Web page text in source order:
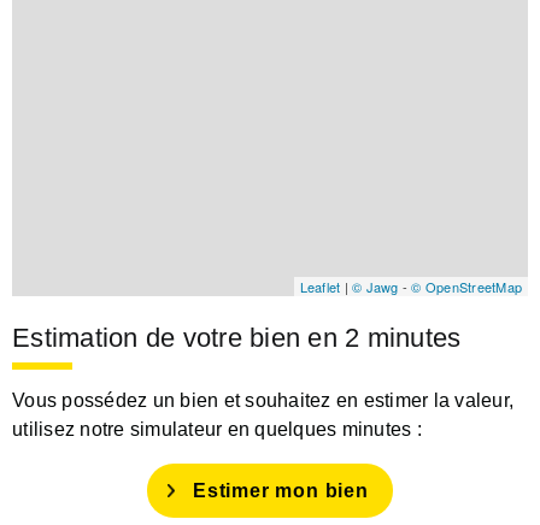
Leaflet | © Jawg -© OpenStreetMap
Estimation de votre bien en 2 minutes
Vous possédez un bien et souhaitez en estimer la valeur,
utilisez notre simulateur en quelques minutes :
Estimer mon bien